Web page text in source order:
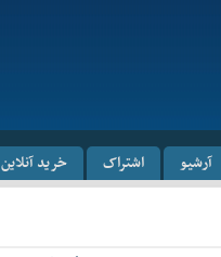
آرشیو اشتراک خرید آنلاین